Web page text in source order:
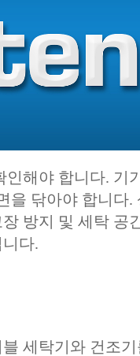
해야 합니다. 기
닦아야 합니다.
방지 및 세탁 공
다.
세탁기와 건조